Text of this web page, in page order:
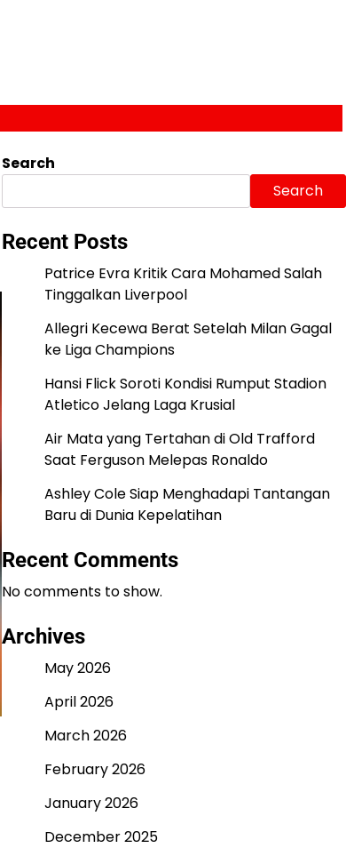
Search
Search
Recent Posts
Patrice Evra Kritik Cara Mohamed Salah
Tinggalkan Liverpool
Allegri Kecewa Berat Setelah Milan Gagal
ke Liga Champions
Hansi Flick Soroti Kondisi Rumput Stadion
Atletico Jelang Laga Krusial
Air Mata yang Tertahan di Old Trafford
Saat Ferguson Melepas Ronaldo
Ashley Cole Siap Menghadapi Tantangan
Baru di Dunia Kepelatihan
Recent Comments
No comments to show.
Archives
May 2026
April 2026
March 2026
February 2026
January 2026
December 2025